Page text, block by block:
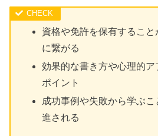
資格や免許を保有するこ
に繋がる
効果的な書き方や心理的
ポイント
成功事例や失敗から学ぶ
進される